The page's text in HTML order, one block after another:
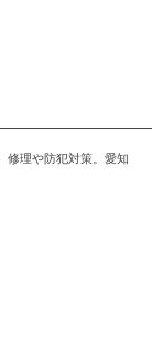
修理や防犯対策。愛知